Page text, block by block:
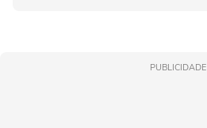
PUBLICIDADE